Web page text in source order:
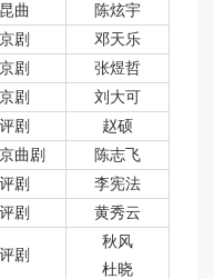
昆曲
陈炫宇
京剧
邓天乐
京剧
张煜哲
京剧
刘大可
评剧
赵硕
曲剧
陈志飞
评剧
李宪法
评剧 黄秀云
评剧
秋风
杜晓